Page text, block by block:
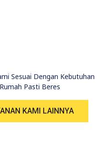
Sesuai Dengan Kebutuhan
Pasti Beres
KAMI LAINNYA